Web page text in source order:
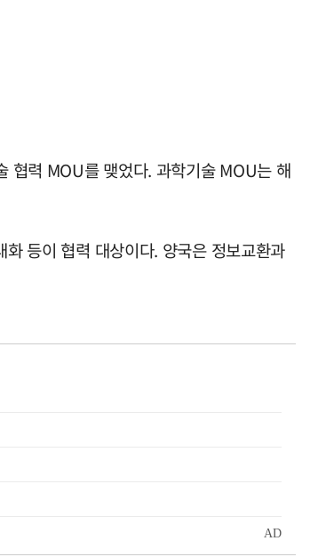
협력 MOU를 맺었다. 과학기술 MOU는 해
등이 협력 대상이다. 양국은 정보교환과